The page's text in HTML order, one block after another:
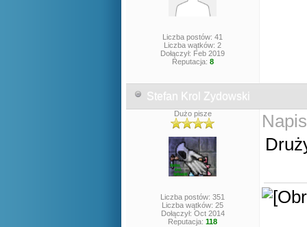
Liczba postów: 41
Liczba wątków: 2
Dołączył: Feb 2019
Reputacja: 8
Stefan Krol Zydowski
Dużo pisze
Liczba postów: 351
Liczba wątków: 25
Dołączył: Oct 2014
Reputacja: 118